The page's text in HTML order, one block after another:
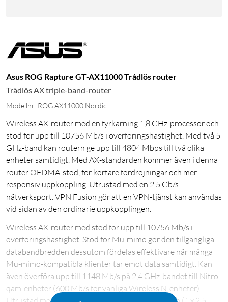
Asus ROG Rapture GT-AX11000 Trådlös router
Trådlös AX triple-band-router
Modellnr: ROG AX11000 Nordic
Wireless AX-router med en fyrkärning 1,8 GHz-processor och
stöd för upp till 10756 Mb/s i överföringshastighet. Med två 5
GHz-band kan routern ge upp till 4804 Mbps till två olika
enheter samtidigt. Med AX-standarden kommer även i denna
router OFDMA-stöd, för kortare fördröjningar och mer
responsiv uppkoppling. Utrustad med en 2.5 Gb/s
nätverksport. VPN Fusion gör att en VPN-tjänst kan användas
vid sidan av den ordinarie uppkopplingen.
Wireless AX-router med stöd för upp till 10756 Mb/s i
överföringshastighet. Stöd för Mu-mimo gör den tillgängliga
databandbredden dessutom fördelas effektivare när många
Mu-mimo-kompatibla klienter tar emot data samtidigt. Kan
även överföra upp till 1148 Mb/s på 2,4 GHz-bandet till Nitro-
qam-enheter (600 Mb/s för vanliga Wireless N-enheter).